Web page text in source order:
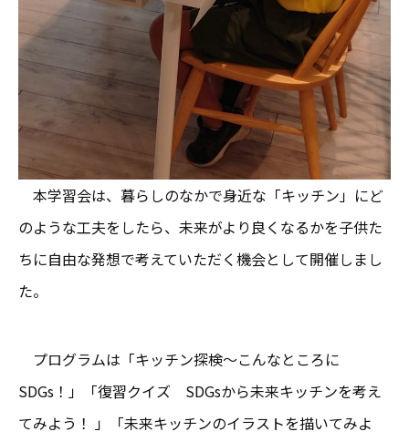
本学習会は、暮らしのなかで身近な「キッチン」にど
のような工夫をしたら、未来がより良くなるかを子供た
ちに自由な発想で考えていただく機会として開催しまし
た。
プログラムは「キッチン探検～こんなところに
SDGs！」「復習クイズ SDGsから未来キッチンを考え
てみよう！ 」「未来キッチンのイラストを描いてみよ